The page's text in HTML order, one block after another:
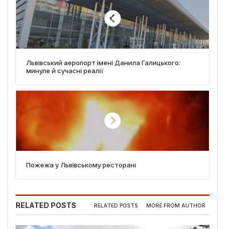
Львівський аеропорт імені Данила Галицького:
минуле й сучасні реалії
Пожежа у Львівському ресторані
RELATED POSTS RELATED POSTS MORE FROM AUTHOR